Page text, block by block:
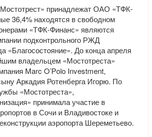
принадлежат ОАО «ТФК-
36,4% находятся в свободном
«ТФК-Финанс» являются
подконтрольного РЖД
«Благосостояние». До конца апреля
владельцем «Мостотреста»
Marc O’Polo Investment,
Аркадия Ротенберга Игорю. По
«Мостотреста»,
принимала участие в
в Сочи и Владивостоке и
аэропорта Шереметьево.